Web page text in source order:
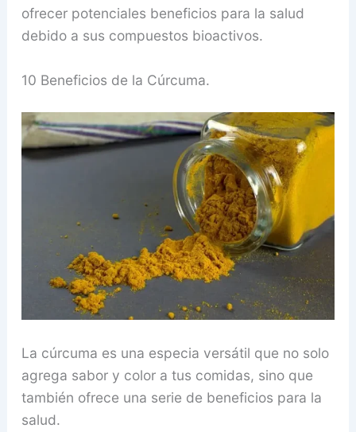
ofrecer potenciales beneficios para la salud
debido a sus compuestos bioactivos.
10 Beneficios de la Cúrcuma.
La cúrcuma es una especia versátil que no solo
agrega sabor y color a tus comidas, sino que
también ofrece una serie de beneficios para la
salud.